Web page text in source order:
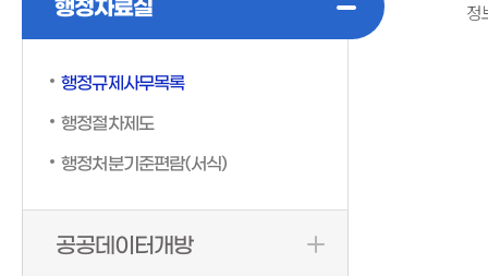
행정자료실
행정규제사무목록
행정절차제도
행정처분기준편람(서식)
공공데이터개방
정